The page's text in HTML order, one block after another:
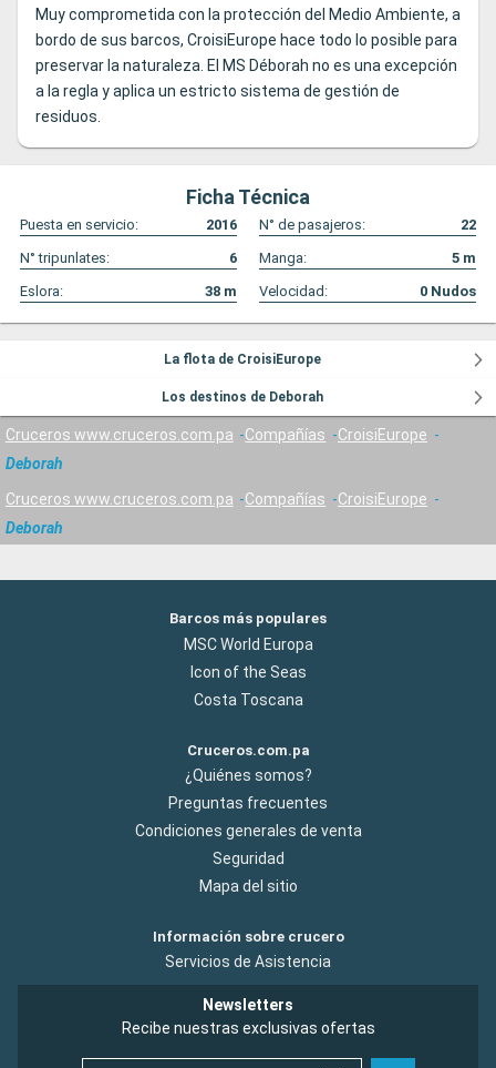
Muy comprometida con la protección del Medio Ambiente, a
bordo de sus barcos, CroisiEurope hace todo lo posible para
preservar la naturaleza. El MS Déborah no es una excepción
a la regla y aplica un estricto sistema de gestión de
residuos.
Ficha Técnica
Puesta en servicio: 2016 N° de pasajeros:
22
N° tripunlates:
6 Manga: 5 m
Eslora:
38 m Velocidad: 0 Nudos
La flota de CroisiEurope
Los destinos de Deborah
Cruceros www.cruceros.com.pa Compañías
CroisiEurope
Deborah
Cruceros www.cruceros.com.pa Compañías
CroisiEurope
Deborah
Barcos más populares
MSC World Europa
Icon of the Seas
Costa Toscana
Cruceros.com.pa
¿Quiénes somos?
Preguntas frecuentes
Condiciones generales de venta
Seguridad
Mapa del sitio
Información sobre crucero
Servicios de Asistencia
Newsletters
Recibe nuestras exclusivas ofertas